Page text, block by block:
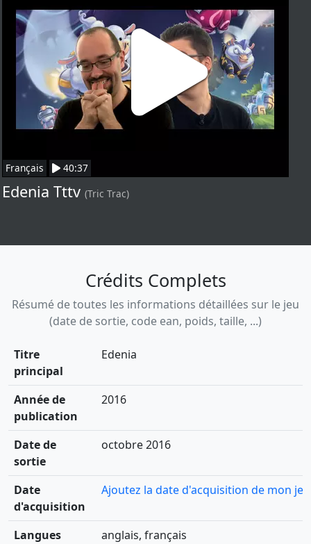
Français 40:37
Edenia Tttv (Tric Trac)
Crédits Complets
Résumé de toutes les informations détaillées sur le jeu
(date de sortie, code ean, poids, taille, ...)
Titre
principal
Edenia
Année de
publication
2016
Date de
sortie
octobre 2016
Date
d'acquisition
Ajoutez la date d'acquisition de mon jeu
Langues
anglais, français